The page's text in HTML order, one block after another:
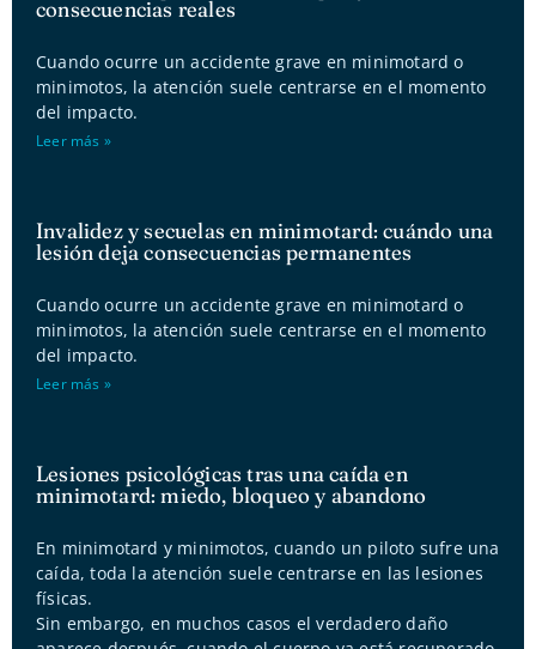
consecuencias reales
Cuando ocurre un accidente grave en minimotard o
minimotos, la atención suele centrarse en el momento
del impacto.
Leer más »
Invalidez y secuelas en minimotard: cuándo una
lesión deja consecuencias permanentes
Cuando ocurre un accidente grave en minimotard o
minimotos, la atención suele centrarse en el momento
del impacto.
Leer más »
Lesiones psicológicas tras una caída en
minimotard: miedo, bloqueo y abandono
En minimotard y minimotos, cuando un piloto sufre una
caída, toda la atención suele centrarse en las lesiones
físicas.
Sin embargo, en muchos casos el verdadero daño